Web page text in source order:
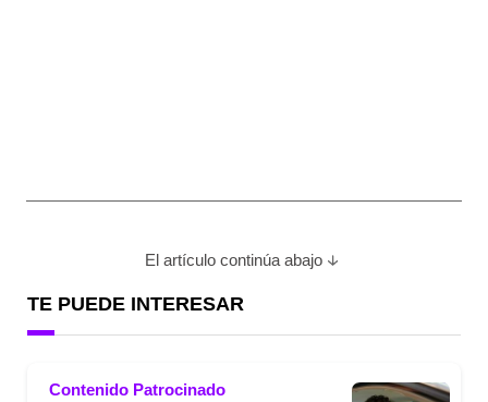
El artículo continúa abajo
TE PUEDE INTERESAR
Contenido Patrocinado